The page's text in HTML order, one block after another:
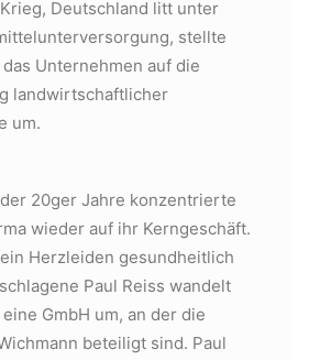
Deutschland litt unter
stellte
das Unternehmen auf die
landwirtschaftlicher
um.
20ger Jahre konzentrierte
wieder auf ihr Kerngeschäft.
Herzleiden gesundheitlich
Paul Reiss wandelt
GmbH um, an der die
beteiligt sind. Paul